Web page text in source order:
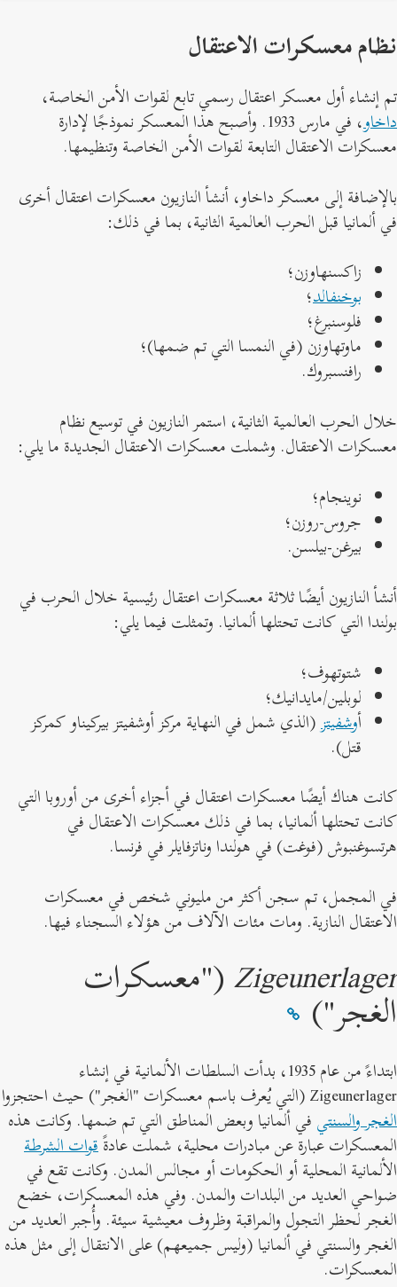
معسكرات الاعتقال
إنشاء أول معسكر اعتقال رسمي تابع لقوات الأمن الخاصة،
، في مارس 1933. وأصبح هذا المعسكر نموذجًا لإدارة
الاعتقال التابعة لقوات الأمن الخاصة وتنظيمها.
إلى معسكر داخاو، أنشأ النازيون معسكرات اعتقال أخرى
ألمانيا قبل الحرب العالمية الثانية، بما في ذلك:
زاكسنهاوزن؛
بوخنفالد؛
فلوسنبرغ؛
ماوتهاوزن (في النمسا التي تم ضمها)؛
رافنسبروك.
الحرب العالمية الثانية، استمر النازيون في توسيع نظام
الاعتقال. وشملت معسكرات الاعتقال الجديدة ما يلي:
نوينجام؛
جروس-روزن؛
بيرغن-بيلسن.
النازيون أيضًا ثلاثة معسكرات اعتقال رئيسية خلال الحرب في
التي كانت تحتلها ألمانيا. وتمثلت فيما يلي:
شتوتهوف؛
لوبلين/مايدانيك؛
وشفيتز(الذي شمل في النهاية مركز أوشفيتز بيركيناو كمركز
قتل).
هناك أيضًا معسكرات اعتقال في أجزاء أخرى من أوروبا التي
تحتلها ألمانيا، بما في ذلك معسكرات الاعتقال في
(فوغت) في هولندا وناتزفايلر في فرنسا.
المجمل، تم سجن أكثر من مليوني شخص في معسكرات
النازية. ومات مئات الآلاف من هؤلاء السجناء فيها.
("معسكرات
ابتداءً من عام 1935، بدأت السلطات الألمانية في إنشاء
(التي يُعرف باسم معسكرات "الغجر") حيث احتجزوا
والسنتيفي ألمانيا وبعض المناطق التي تم ضمها. وكانت هذه
عبارة عن مبادرات محلية، شملت عادةًقوات الشرطة
المحلية أو الحكومات أو مجالس المدن. وكانت تقع في
العديد من البلدات والمدن. وفي هذه المعسكرات، خضع
لحظر التجول والمراقبة وظروف معيشية سيئة. وأُجبر العديد من
والسنتي في ألمانيا (وليس جميعهم) على الانتقال إلى مثل هذه